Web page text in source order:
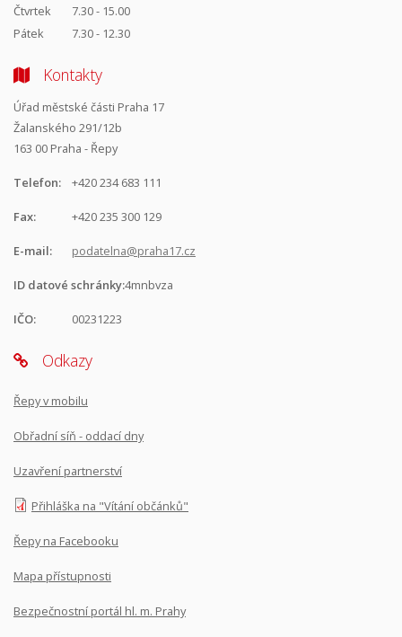
Čtvrtek
7.30 - 15.00
Pátek
7.30 - 12.30
Kontakty
Úřad městské části Praha 17
Žalanského 291/12b
163 00 Praha - Řepy
Telefon: +420 234 683 111
Fax: +420 235 300 129
E-mail: podatelna@praha17.cz
ID datové schránky:4mnbvza
IČO: 00231223
Odkazy
Řepy v mobilu
Obřadní síň - oddací dny
Uzavření partnerství
Přihláška na "Vítání občánků"
Řepy na Facebooku
Mapa přístupnosti
Bezpečnostní portál hl. m. Prahy